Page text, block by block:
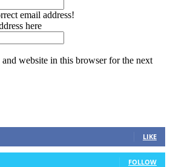
email address!
here
and website in this browser for the next
LIKE
FOLLOW